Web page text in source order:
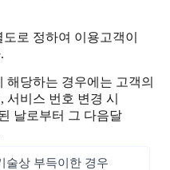
로 정하여 이용고객이
당하는 경우에는 고객의
비스 번호 변경 시
날로부터 그 다음달
술상 부득이한 경우